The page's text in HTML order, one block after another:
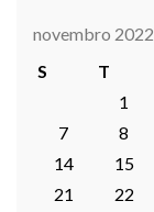
novembro 2022
S
T
1
7
8
14
15
21
22